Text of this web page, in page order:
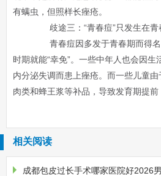
有螨虫，但照样长痤疮。
歧途三：“青春痘”只发生在青
青春痘因多发于青春期而得名
时期就能“幸免”。一些中年人也会因
内分泌失调而患上痤疮。而一些儿童
肉类和蜂王浆等补品，导致发育期提前
相关阅读
成都包皮过长手术哪家医院好2026